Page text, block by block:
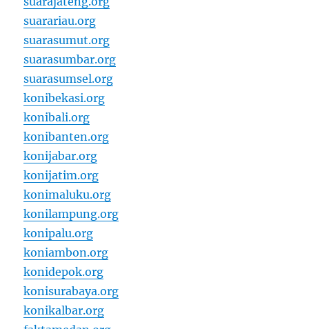
suarariau.org
suarasumut.org
suarasumbar.org
suarasumsel.org
konibekasi.org
konibali.org
konibanten.org
konijabar.org
konijatim.org
konimaluku.org
konilampung.org
konipalu.org
koniambon.org
konidepok.org
konisurabaya.org
konikalbar.org